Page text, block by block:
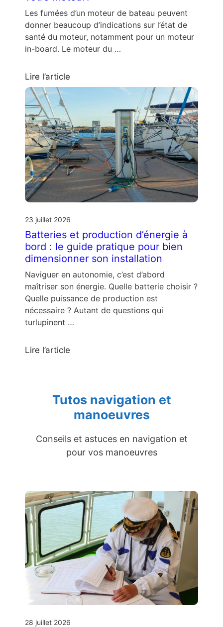
Les fumées d’un moteur de bateau peuvent
donner beaucoup d’indications sur l’état de
santé du moteur, notamment pour un moteur
in-board. Le moteur du …
Lire l’article
23 juillet 2026
Batteries et production d’énergie à
bord : le guide pratique pour bien
dimensionner son installation
Naviguer en autonomie, c’est d’abord
maîtriser son énergie. Quelle batterie choisir ?
Quelle puissance de production est
nécessaire ? Autant de questions qui
turlupinent …
Lire l’article
Tutos navigation et
manoeuvres
Conseils et astuces en navigation et
pour vos manoeuvres
28 juillet 2026